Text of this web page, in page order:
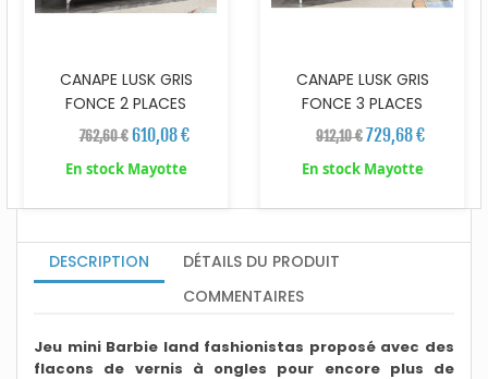
CANAPE LUSK GRIS
FONCE 2 PLACES
762,60 € 610,08 €
En stock Mayotte
CANAPE LUSK GRIS
FONCE 3 PLACES
912,10 €729,68 €
En stock Mayotte
DESCRIPTION
DÉTAILS DU PRODUIT
COMMENTAIRES
Jeu mini Barbie land fashionistas proposé avec des
flacons de vernis à ongles pour encore plus de